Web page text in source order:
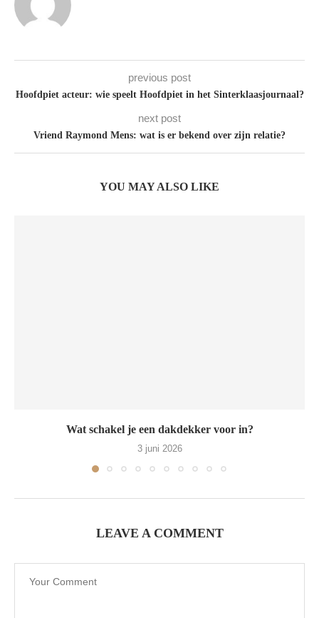
previous post
Hoofdpiet acteur: wie speelt Hoofdpiet in het Sinterklaasjournaal?
next post
Vriend Raymond Mens: wat is er bekend over zijn relatie?
YOU MAY ALSO LIKE
Wat schakel je een dakdekker voor in?
3 juni 2026
LEAVE A COMMENT